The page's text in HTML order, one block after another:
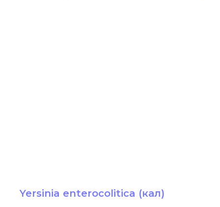
Yersinia enterocolitica (кал)